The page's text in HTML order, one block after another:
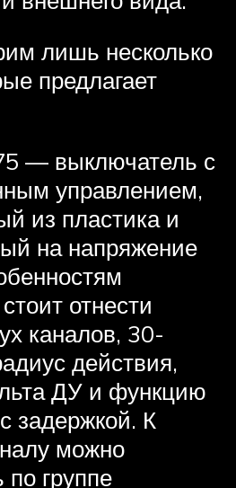
лишь несколько
предлагает
— выключатель с
управлением,
из пластика и
на напряжение
отнести
каналов, 30-
действия,
ДУ и функцию
задержкой. К
можно
группе